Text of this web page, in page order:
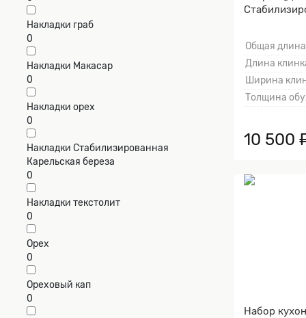
Накладки граб
0
Накладки Макасар
0
Накладки орех
0
Накладки Стабилизированная
Карельская береза
0
Накладки текстолит
0
Орех
0
Ореховый кап
0
Общая
Длина
Ширина
Толщина
10 500
Набор